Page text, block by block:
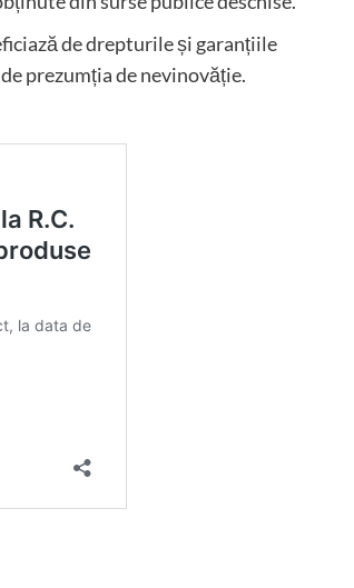
de drepturile și garanțiile
prezumția de nevinovăție.